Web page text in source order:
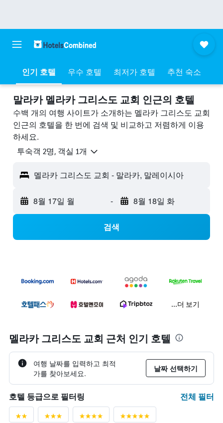
인기 호텔 우수 호텔 최저가 호텔 추천 숙소
말라카 멜라카 그리스도 교회 ​인근의 호텔
수백 개의 여행 사이트가 소개하는 멜라카 그리스도 교회
인근의 호텔을 한 번에 검색 및 비교하고 저렴하게 이용
하세요.
​투숙객 2​명, ​객실 1개
멜라카 그리스도 교회 - 말라카, 말레이시아
8월 17일 월 - 8월 18일 화
검색
...더 보기
멜라카 그리스도 교회 근처 인기 호텔
여행 날짜를 입력하고 최적
가를 찾아보세요.
날짜 선택하기
호텔 등급으로 필터링 전체 필터